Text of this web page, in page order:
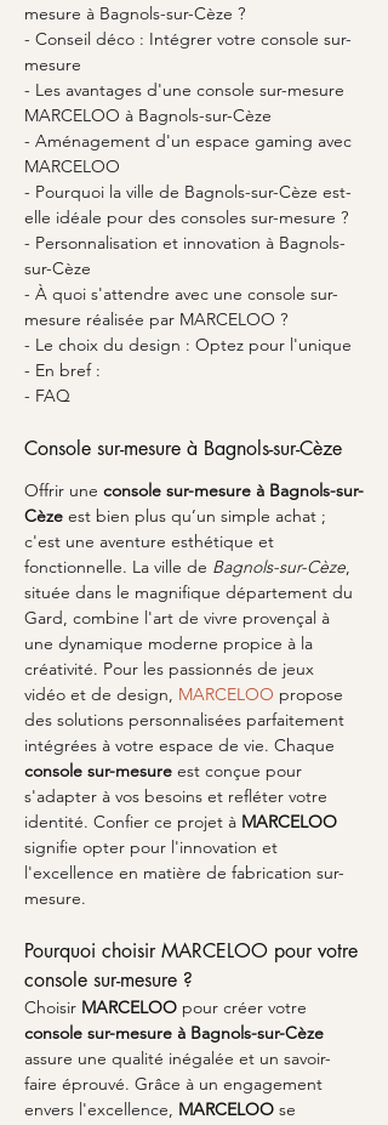
mesure à Bagnols-sur-Cèze ?
- Conseil déco : Intégrer votre console sur-
mesure
- Les avantages d'une console sur-mesure
MARCELOO à Bagnols-sur-Cèze
- Aménagement d'un espace gaming avec
MARCELOO
- Pourquoi la ville de Bagnols-sur-Cèze est-
elle idéale pour des consoles sur-mesure ?
- Personnalisation et innovation à Bagnols-
sur-Cèze
- À quoi s'attendre avec une console sur-
mesure réalisée par MARCELOO ?
- Le choix du design : Optez pour l'unique
- En bref :
- FAQ
Console sur-mesure à Bagnols-sur-Cèze
Offrir une console sur-mesure à Bagnols-sur-
Cèze est bien plus qu’un simple achat ;
c'est une aventure esthétique et
fonctionnelle. La ville de Bagnols-sur-Cèze,
située dans le magnifique département du
Gard, combine l'art de vivre provençal à
une dynamique moderne propice à la
créativité. Pour les passionnés de jeux
vidéo et de design, MARCELOO propose
des solutions personnalisées parfaitement
intégrées à votre espace de vie. Chaque
console sur-mesure est conçue pour
s'adapter à vos besoins et refléter votre
identité. Confier ce projet à MARCELOO
signifie opter pour l'innovation et
l'excellence en matière de fabrication sur-
mesure.
Pourquoi choisir MARCELOO pour votre
console sur-mesure ?
Choisir MARCELOO pour créer votre
console sur-mesure à Bagnols-sur-Cèze
assure une qualité inégalée et un savoir-
faire éprouvé. Grâce à un engagement
envers l'excellence, MARCELOO se